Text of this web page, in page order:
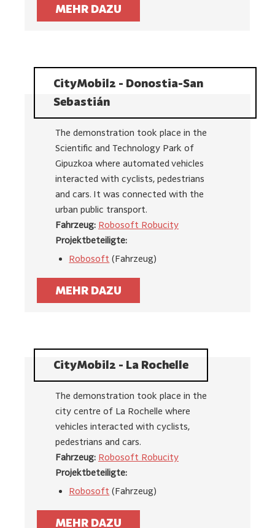
MEHR DAZU
CityMobil2 - Donostia-San
Sebastián
The demonstration took place in the
Scientific and Technology Park of
Gipuzkoa where automated vehicles
interacted with cyclists, pedestrians
and cars. It was connected with the
urban public transport.
Fahrzeug: Robosoft Robucity
Projektbeteiligte:
Robosoft (Fahrzeug)
MEHR DAZU
CityMobil2 - La Rochelle
The demonstration took place in the
city centre of La Rochelle where
vehicles interacted with cyclists,
pedestrians and cars.
Fahrzeug: Robosoft Robucity
Projektbeteiligte:
Robosoft (Fahrzeug)
MEHR DAZU